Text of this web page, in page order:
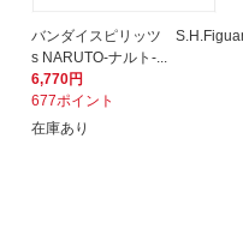
バンダイスピリッツ
s NARUTO-ナルト-...
6,770円
677ポイント
在庫あり